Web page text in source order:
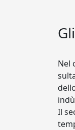
Nel
Il